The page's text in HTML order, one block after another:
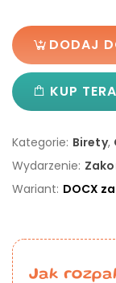
DODAJ
KUP
Kategorie: Birety,
Wydarzenie:
Wariant: DOCX
Jak